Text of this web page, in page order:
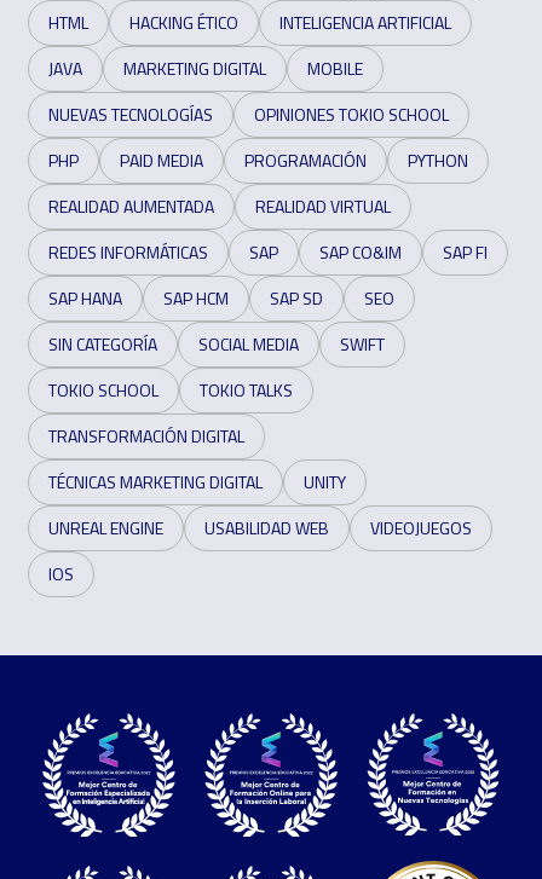
HTML
HACKING ÉTICO
INTELIGENCIA ARTIFICIAL
JAVA
MARKETING DIGITAL
MOBILE
NUEVAS TECNOLOGÍAS
OPINIONES TOKIO SCHOOL
PHP
PAID MEDIA PROGRAMACIÓN
PYTHON
REALIDAD AUMENTADA
REALIDAD VIRTUAL
REDES INFORMÁTICAS
SAP SAP CO&IM
SAP FI
SAP HANA
SAP HCM SAP SD
SEO
SIN CATEGORÍA
SOCIAL MEDIA
SWIFT
TOKIO SCHOOL
TOKIO TALKS
TRANSFORMACIÓN DIGITAL
TÉCNICAS MARKETING DIGITAL
UNITY
UNREAL ENGINE
USABILIDAD WEB
VIDEOJUEGOS
IOS